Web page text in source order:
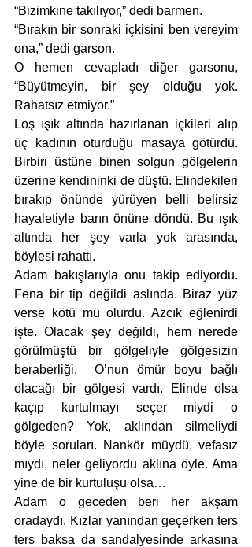
“Bizimkine takılıyor,” dedi barmen.
“Bırakın bir sonraki içkisini ben vereyim
ona,” dedi garson.
O hemen cevapladı diğer garsonu,
“Büyütmeyin, bir şey olduğu yok.
Rahatsız etmiyor.”
Loş ışık altında hazırlanan içkileri alıp
üç kadının oturduğu masaya götürdü.
Birbiri üstüne binen solgun gölgelerin
üzerine kendininki de düştü. Elindekileri
bırakıp önünde yürüyen belli belirsiz
hayaletiyle barın önüne döndü. Bu ışık
altında her şey varla yok arasında,
böylesi rahattı.
Adam bakışlarıyla onu takip ediyordu.
Fena bir tip değildi aslında. Biraz yüz
verse kötü mü olurdu. Azcık eğlenirdi
işte. Olacak şey değildi, hem nerede
görülmüştü bir gölgeliyle gölgesizin
beraberliği.  O’nun ömür boyu bağlı
olacağı bir gölgesi vardı. Elinde olsa
kaçıp kurtulmayı seçer miydi o
gölgeden? Yok, aklından silmeliydi
böyle soruları. Nankör müydü, vefasız
mıydı, neler geliyordu aklına öyle. Ama
yine de bir kurtuluşu olsa…
Adam o geceden beri her akşam
oradaydı. Kızlar yanından geçerken ters
ters baksa da sandalyesinde arkasına